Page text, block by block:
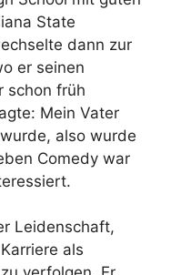
State
dann zur
er seinen
schon früh
Mein Vater
also wurde
Comedy war
Leidenschaft,
als